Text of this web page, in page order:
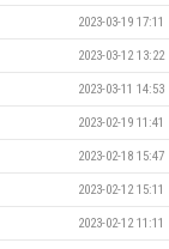
2023-03-19 17:11
2023-03-12 13:22
2023-03-11 14:53
2023-02-19 11:41
2023-02-18 15:47
2023-02-12 15:11
2023-02-12 11:11